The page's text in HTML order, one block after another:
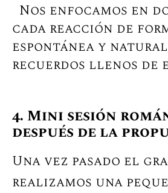
Nos enfocamos en
cada reacción de
espontánea y
recuerdos llenos de
4. Mini sesión
después de la
Una vez pasado el
realizamos una